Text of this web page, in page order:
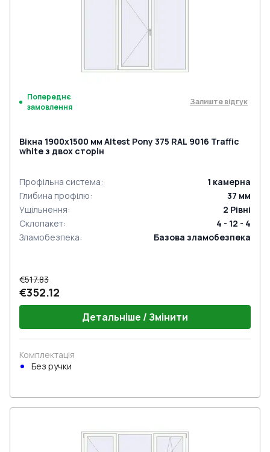
Попереднє
замовлення
Залиште відгук
Вікна 1900x1500 мм Altest Pony 375 RAL 9016 Traffic
white з двох сторін
Профільна система: 1 камерна
Глибина профілю: 37 мм
Ущільнення: 2 Рівні
Склопакет:
4 - 12 - 4
Зламобезпека: Базова зламобезпека
€517.83
€352.12
Детальніше / Змінити
Комплектація
Без ручки